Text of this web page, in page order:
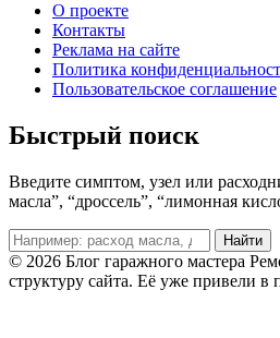
О проекте
Контакты
Реклама на сайте
Политика
Пользовательское соглашение
Быстрый поиск
Введите симптом, узел или
масла”, “дроссель”, “лимонная
Поиск
Найти
© 2026 Блог гаражного мастера
структуру сайта. Её уже привели в